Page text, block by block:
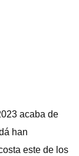
acaba de
han
este de los